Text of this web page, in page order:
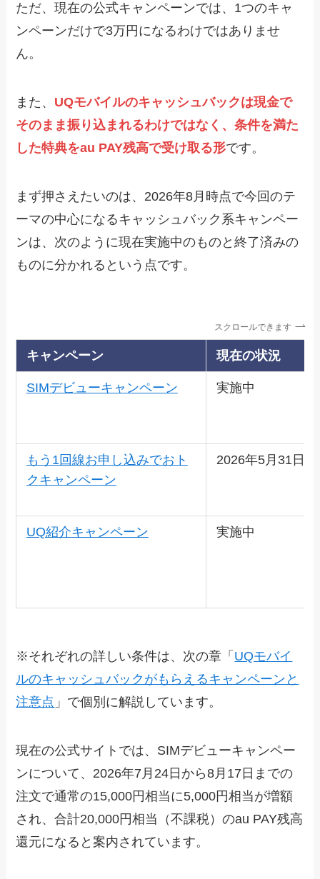
ただ、現在の公式キャンペーンでは、1つのキャ
ンペーンだけで3万円になるわけではありませ
ん。
また、 UQモバイルのキャッシュバックは現金で
そのまま振り込まれるわけではなく、条件を満た
した特典をau PAY残高で受け取る形です。
まず押さえたいのは、2026年8月時点で今回のテ
ーマの中心になるキャッシュバック系キャンペー
ンは、次のように現在実施中のものと終了済みの
ものに分かれるという点です。
スクロールできます
キャンペーン 現在の状況
SIMデビューキャンペーン 実施中
もう1回線お申し込みでおト
クキャンペーン
2026年5月31日
UQ紹介キャンペーン 実施中
※それぞれの詳しい条件は、次の章「 UQモバイ
ルのキャッシュバックがもらえるキャンペーンと
注意点 」で個別に解説しています。
現在の公式サイトでは、SIMデビューキャンペー
ンについて、2026年7月24日から8月17日までの
注文で通常の15,000円相当に5,000円相当が増額
され、合計20,000円相当（不課税）のau PAY残高
還元になると案内されています。